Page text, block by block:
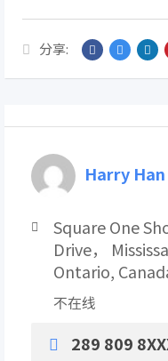
分享:
Harry Han
Square One
Drive，
Ontario,
不在线
289 809